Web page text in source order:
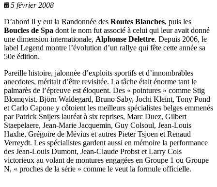
5 février 2008
D’abord il y eut la Randonnée des Routes Blanches, puis les
Boucles de Spa dont le nom fut associé à celui qui leur avait donné
une dimension internationale, Alphonse Delettre. Depuis 2006, le
label Legend montre l’évolution d’un rallye qui fête cette année sa
50e édition.
Pareille histoire, jalonnée d’exploits sportifs et d’innombrables
anecdotes, méritait d’être revisitée. La tâche était énorme tant le
palmarès de l’épreuve est éloquent. Des « pointures » comme Stig
Blomqvist, Björn Waldegard, Bruno Saby, Jochi Kleint, Tony Pond
et Carlo Capone y côtoient les meilleurs spécialistes belges emmenés
par Patrick Snijers lauréat à six reprises, Marc Duez, Gilbert
Staepelaere, Jean-Marie Jacquemin, Guy Colsoul, Jean-Louis
Haxhe, Grégoire de Mévius et autres Pieter Tsjoen et Renaud
Verreydt. Les spécialistes gardent aussi en mémoire la performance
des Jean-Louis Dumont, Jean-Claude Probst et Larry Cols
victorieux au volant de montures engagées en Groupe 1 ou Groupe
N, « proches de la série » comme le veut la formule officielle.